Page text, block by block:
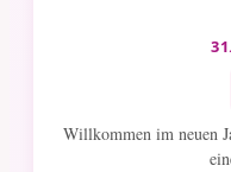
Willkommen im neuen